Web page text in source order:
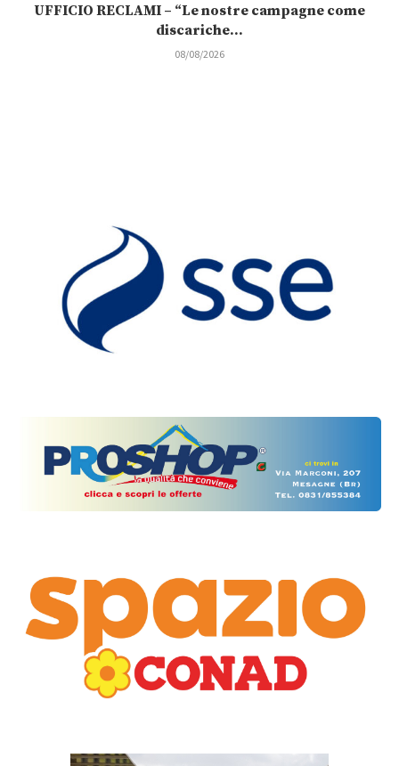
UFFICIO RECLAMI – “Le nostre campagne come
discariche...
08/08/2026